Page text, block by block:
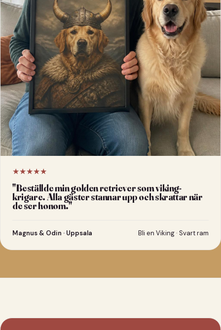
★★★★★
"Beställde min golden retriever som viking-
krigare. Alla gäster stannar upp och skrattar när
de ser honom."
Magnus & Odin · Uppsala Bli en Viking · Svart ram